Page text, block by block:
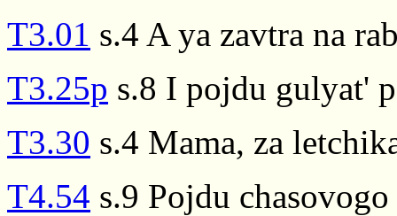
T3.01 s.4 A ya zavtra na
T3.25p s.8 I pojdu gulyat'
T3.30 s.4 Mama, za
T4.54 s.9 Pojdu